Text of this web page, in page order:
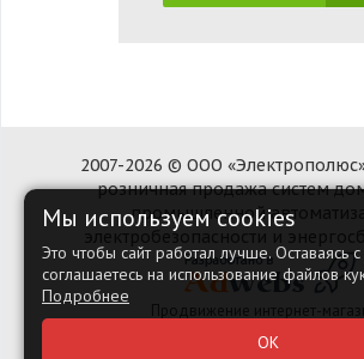
2007-2026 © ООО
розничная продажа систем
промышленной
электробезопасности и
Наверх
Мы используем cookies
Это чтобы сайт работал лучше. Оставаясь
соглашаетесь на использование файлов
Подробнее
ОК